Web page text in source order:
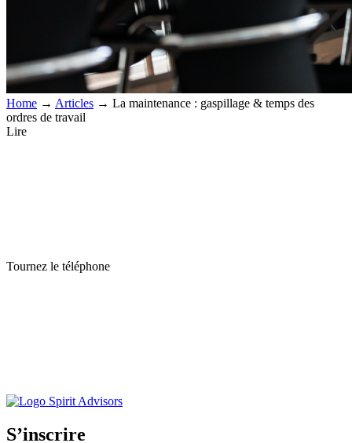
Home → Articles → La maintenance : gaspillage & temps des
ordres de travail
Lire
Tournez le téléphone
S’inscrire